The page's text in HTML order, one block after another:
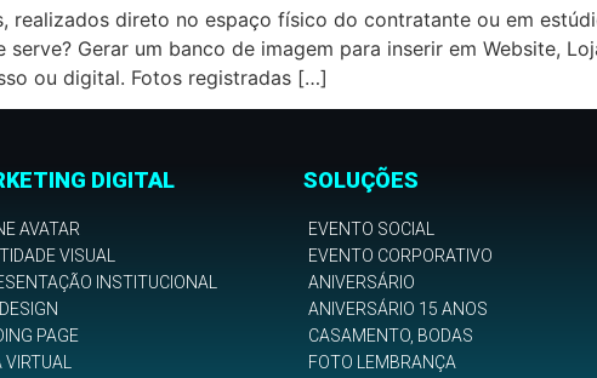
realizados direto no espaço físico do contratante ou em
Gerar um banco de imagem para inserir em Website,
ou digital. Fotos registradas […]
DIGITAL
AVATAR
VISUAL
INSTITUCIONAL
PAGE
VIRTUAL
SOLUÇÕES
EVENTO SOCIAL
EVENTO CORPORATIVO
ANIVERSÁRIO
ANIVERSÁRIO 15 ANOS
CASAMENTO, BODAS
FOTO LEMBRANÇA